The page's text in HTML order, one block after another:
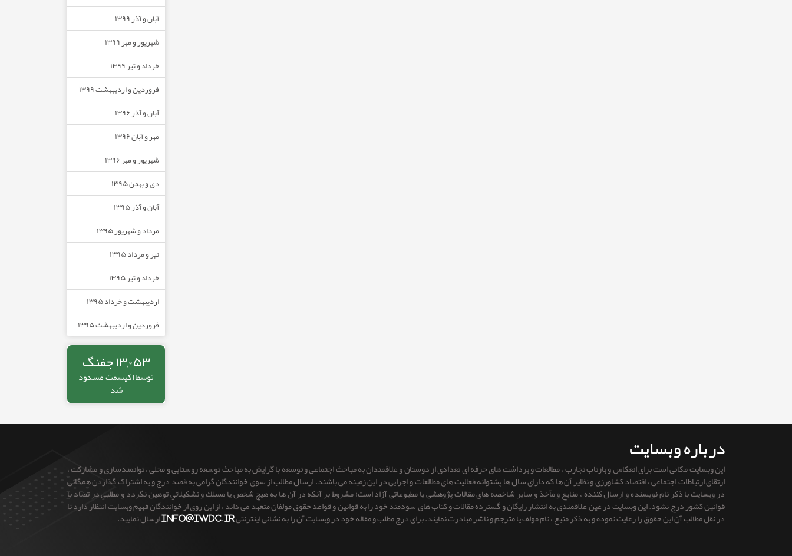
آبان و آذر ۱۳۹۹
شهریور و مهر ۱۳۹۹
خرداد و تیر ۱۳۹۹
فروردین و اردیبهشت ۱۳۹۹
آبان و آذر ۱۳۹۶
مهر و آبان ۱۳۹۶
شهریور و مهر ۱۳۹۶
دی و بهمن ۱۳۹۵
آبان و آذر ۱۳۹۵
مرداد و شهریور ۱۳۹۵
تیر و مرداد ۱۳۹۵
خرداد و تیر ۱۳۹۵
اردیبهشت و خرداد ۱۳۹۵
فروردین و اردیبهشت ۱۳۹۵
۱۳,۰۵۳ جفنگ
توسط اکیسمت مسدود
شد
درباره وبسایت
این وبسایت مکانی است برای انعکاس و بازتاب تجارب ، مطالعات و برداشت های حرفه ای تعدادی از دوستان و علاقمندان به مباحث اجتماعی و توسعه با گرایش به مباحث توسعه روستایی و محلی ، توانمندسازی و مشارکت ،
ارتقای ارتباطات اجتماعی ، اقتصاد کشاورزی و نظایر آن ها که دارای سال ها پشتوانه فعالیت های مطالعات و اجرایی در این زمینه می باشند. ارسال مطالب از سوی خوانندگان گرامی به قصد درج و به اشتراک گذاردن همگانی
در وبسایت با ذکر نام نویسنده و ارسال کننده ، منابع و مآخذ و سایر شاخصه های مقالات پژوهشی یا مطبوعاتی آزاد است؛ مشروط بر آنكه در آن ها به هيچ شخص يا مسلك و تشكيلاتي توهين نگردد و مطلبي در تضاد با
قوانين كشور درج نشود. این وبسایت در عین علاقمندی به انتشار رایگان و گسترده مقالات و کتاب های سودمند خود را به قوانین و قواعد حقوق مولفان متعهد می داند ، از این روی از خوانندگان فهیم وبسایت انتظار دارد تا
در نقل مطالب آن این حقوق را رعایت نموده و به ذکر منبع ، نام مولف یا مترجم و ناشر مبادرت نمایند. برای درج مطلب و مقاله خود در وبسایت آن را به نشانی اینترنتیinfo@iwdc.irارسال نمایید.